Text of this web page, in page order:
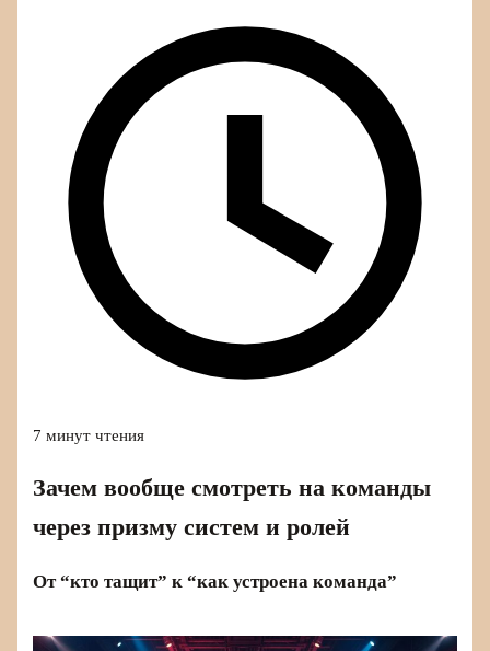
7 минут чтения
Зачем вообще смотреть на команды
через призму систем и ролей
От “кто тащит” к “как устроена команда”